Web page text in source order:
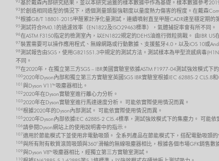
92基於戴森內部研究結果，並以本研究涵蓋的樣本數據中作為基礎。樣本數據參考
93於創造相同造型的情況下，透個測量頭髮強韌度以量度熱力傷害的程度。在戴森
94根據GB/T 18801-2015甲醛累計淨化量測試，連續噴射直至甲醛CADR達至穩定期
95 測試符合PM0.1的過濾效率（EN1822及ISO29463標準），氣體捕捉率會有所不同。
96在ASTM F3150指定的檢測室內，以EN1822規定的DEHS油進行微粒挑戰。 由IBR
97裝置需要可以操作應用程式、無線網路或行動數據、支援藍牙4.0，以及iOS 10或
98 測試報告由SGS，使用GB21551.3中規定的測試方法。測試樣本為甲型流感病毒
不同。
99在2020年，在獨立第三方SGS – IBR美國實驗室依據ASTM F1977-04測試強效模式下
1002020年Dyson內部和獨立第三方實驗室英國SGS IBR實驗室根據IEC 62885-2
101 與Dyson V11™吸塵器相比。
1022020年在Dyson實驗室進行離心力分析。
1032020年在Dyson實驗室進行馬達速度分析。 可能依實際使用情況而異。
104根據2020年的Dyson內部測試。 可能依實際使用情況而異。
1052020年Dyson內部依據IEC 62885-2 Cl5.4標準，測試強效模式下的集塵力。 可能
106請參閱Dyson網站上的使用說明書中的指示。
107適用於節能模式下並使用非電動吸頭。 全系列產品在節能模式下，搭配電動吸頭
108與所有附有軟質滾筒吸頭與360°滑輪的無線吸塵器相比，根據各個市場GFK銷售數
109與Dyson V8™吸塵器相比，經獨立第三方實驗室測試。
110